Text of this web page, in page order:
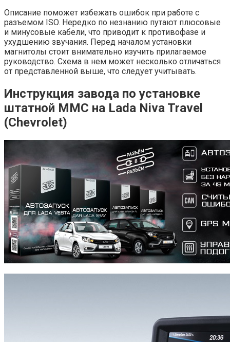
Описание поможет избежать ошибок при работе с
разъемом ISO. Нередко по незнанию путают плюсовые
и минусовые кабели, что приводит к противофазе и
ухудшению звучания. Перед началом установки
магнитолы стоит внимательно изучить прилагаемое
руководство. Схема в нем может несколько отличаться
от представленной выше, что следует учитывать.
Инструкция завода по установке
штатной ММС на Lada Niva Travel
(Chevrolet)